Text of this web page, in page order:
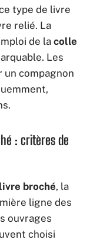
type de livre
relié. La
de la colle
Les
compagnon
: critères de
livre broché, la
ligne des
ouvrages
choisi